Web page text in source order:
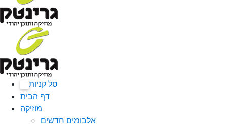
סל קניות
דף הבית
מוזיקה
אלבומים חדשים